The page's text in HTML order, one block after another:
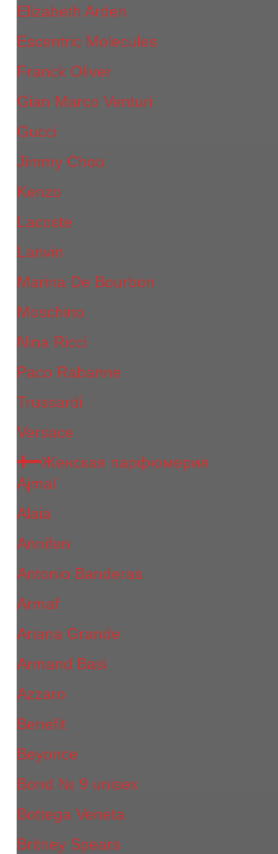
Elizabeth Arden
Escentric Molecules
Franck Oliver
Gian Marco Venturi
Gucci
Jimmy Choo
Kenzo
Lacoste
Lanvin
Marina De Bourbon
Moschino
Nina Ricci
Paco Rabanne
Trussardi
Versace
Женская парфюмерия
Ajmal
Alaia
Annifen
Antonio Banderas
Armaf
Ariana Grande
Armand Basi
Azzaro
Benefit
Beyonce
Bond № 9 unisex
Bottega Veneta
Britney Spears